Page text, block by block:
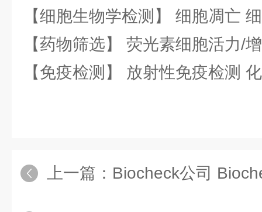
【细胞生物学检测】 细胞凋亡
【药物筛选】 荧光素细胞活力/
【免疫检测】 放射性免疫检测
上一篇： Biocheck公司